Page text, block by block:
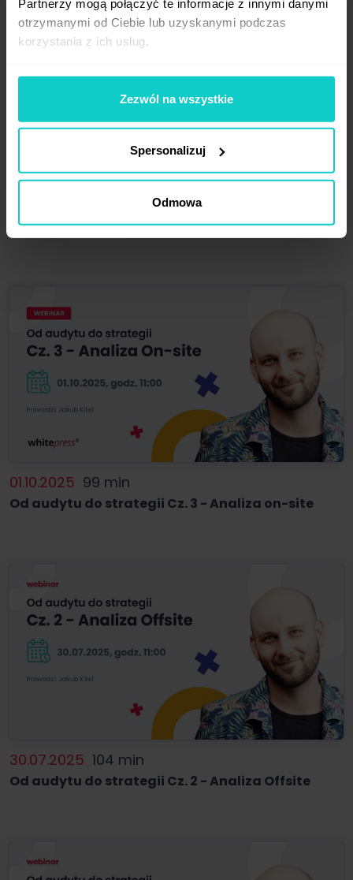
Partnerzy mogą połączyć te informacje z innymi danymi
otrzymanymi od Ciebie lub uzyskanymi podczas
korzystania z ich usług.
Zezwól na wszystkie
Spersonalizuj
Odmowa
Od audytu do strategii Cz. 4 - Strategia off-site
01.10.2025 99 min
Od audytu do strategii Cz. 3 - Analiza on-site
30.07.2025 104 min
Od audytu do strategii Cz. 2 - Analiza Offsite